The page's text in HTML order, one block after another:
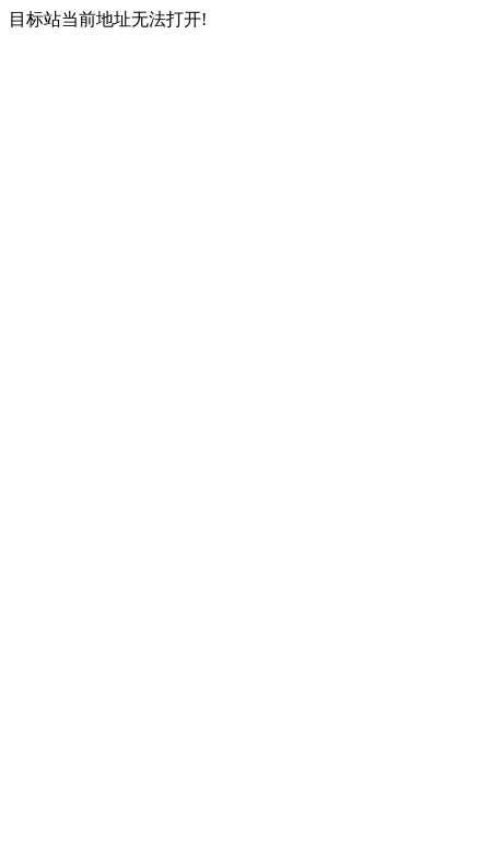
目标站当前地址无法打开!